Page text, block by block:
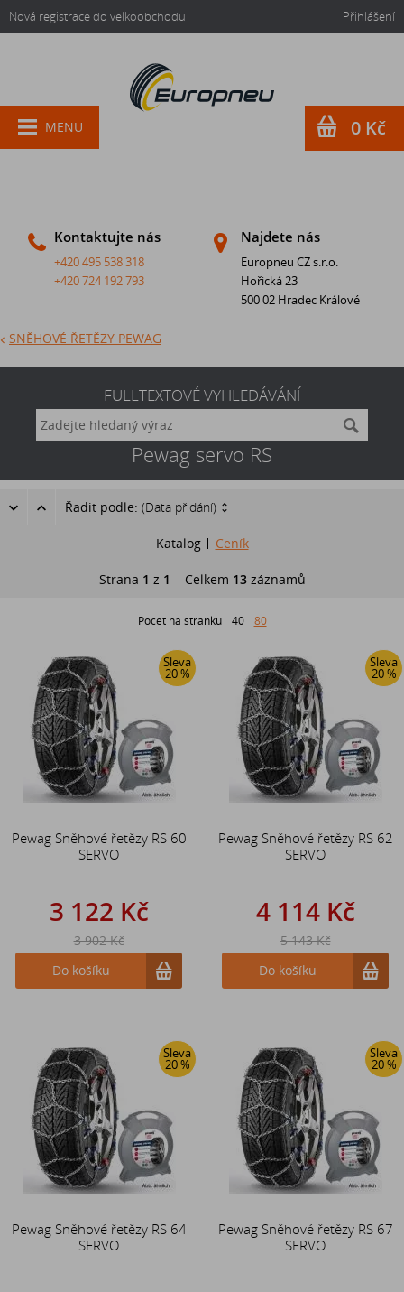
Nová registrace do velkoobchodu Přihlášení
Kontaktujte nás
+420 495 538 318
+420 724 192 793
Najdete nás
Europneu CZ s.r.o.
Hořická 23
500 02 Hradec Králové
MENU 0 Kč
SNĚHOVÉ ŘETĚZY PEWAG
FULLTEXTOVÉ VYHLEDÁVÁNÍ
Pewag servo RS
Řadit podle: (Data přidání)
Katalog Ceník
Strana 1 z 1 Celkem 13záznamů
Počet na stránku 40 80
Sleva
20 %
Pewag Sněhové řetězy RS 60
SERVO
3 122 Kč
3 902 Kč
Do košíku
Sleva
20 %
Pewag Sněhové řetězy RS 62
SERVO
4 114 Kč
5 143 Kč
Do košíku
Sleva
20 %
Pewag Sněhové řetězy RS 64
SERVO
Sleva
20 %
Pewag Sněhové řetězy RS 67
SERVO